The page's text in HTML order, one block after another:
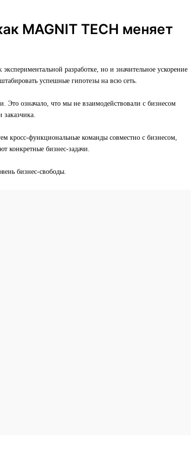
MAGNIT TECH меняет
разработке, но и значительное ускорение
успешные гипотезы на всю сеть.
Это означало, что мы не взаимодействовали с бизнесом
заказчика.
кросс-функциональные команды совместно с бизнесом,
конкретные бизнес-задачи.
бизнес-свободы.